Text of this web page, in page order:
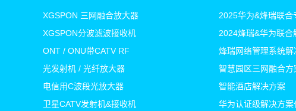
XGSPON 三网融合放大器
XGSPON分波滤波接收机
ONT / ONU带CATV RF
光发射机 / 光纤放大器
电信用C波段光放大器
卫星CATV发射机&接收机
2024烽瑞&华为联
烽瑞网络管理系统解
智慧园区三网融合方
智能酒店解决方案
华为认证级解决方案